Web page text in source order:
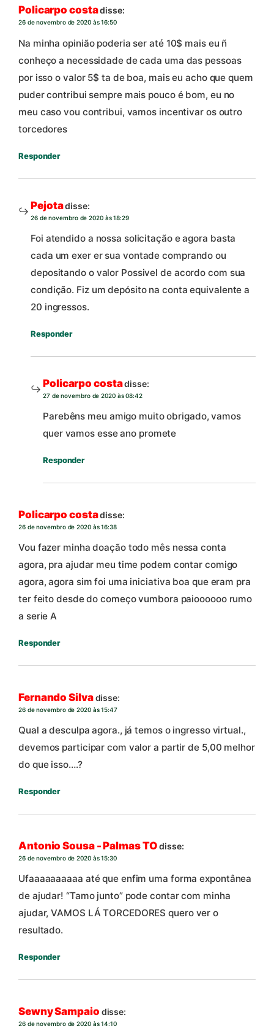
Policarpo costadisse:
26 de novembro de 2020 às 16:50
Na minha opinião poderia ser até 10$ mais eu ñ
conheço a necessidade de cada uma das pessoas
por isso o valor 5$ ta de boa, mais eu acho que quem
puder contribui sempre mais pouco é bom, eu no
meu caso vou contribui, vamos incentivar os outro
torcedores
Responder
Pejotadisse:
26 de novembro de 2020 às 18:29
Foi atendido a nossa solicitação e agora basta
cada um exer er sua vontade comprando ou
depositando o valor Possivel de acordo com sua
condição. Fiz um depósito na conta equivalente a
20 ingressos.
Responder
Policarpo costadisse:
27 de novembro de 2020 às 08:42
Parebêns meu amigo muito obrigado, vamos
quer vamos esse ano promete
Responder
Policarpo costadisse:
26 de novembro de 2020 às 16:38
Vou fazer minha doação todo mês nessa conta
agora, pra ajudar meu time podem contar comigo
agora, agora sim foi uma iniciativa boa que eram pra
ter feito desde do começo vumbora paioooooo rumo
a serie A
Responder
Fernando Silvadisse:
26 de novembro de 2020 às 15:47
Qual a desculpa agora., já temos o ingresso virtual.,
devemos participar com valor a partir de 5,00 melhor
do que isso….?
Responder
Antonio Sousa - Palmas TO disse:
26 de novembro de 2020 às 15:30
Ufaaaaaaaaaa até que enfim uma forma expontânea
de ajudar! “Tamo junto” pode contar com minha
ajudar, VAMOS LÁ TORCEDORES quero ver o
resultado.
Responder
Sewny Sampaio disse:
26 de novembro de 2020 às 14:10